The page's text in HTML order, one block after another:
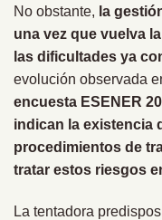
No obstante, la
una vez que vuelva
las dificultades ya
evolución observada
encuesta ESENER
indican la existencia
procedimientos de
tratar estos riesgos
La tentadora